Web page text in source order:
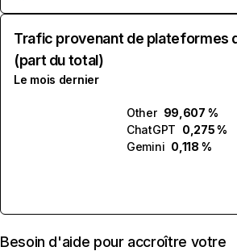
Trafic provenant de plateformes
(part du total)
Le mois dernier
Other 99,607 %
ChatGPT 0,275 %
Gemini 0,118 %
Besoin d'aide pour accroître votre